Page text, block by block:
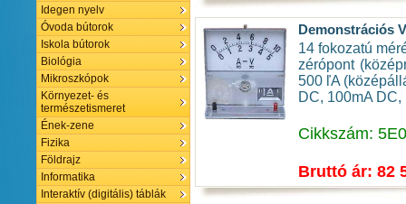
Idegen nyelv
Óvoda bútorok
Iskola bútorok
Biológia
Mikroszkópok
Környezet- és
természetismeret
Ének-zene
Fizika
Földrajz
Informatika
Interaktív (digitális) táblák
Demonstrációs
14 fokozatú
zérópont
500 ľA
DC, 100mA DC,
Cikkszám:
Bruttó ár: 82